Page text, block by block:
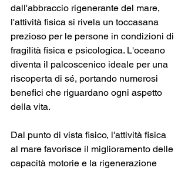
dall'abbraccio rigenerante del mare,
l'attività fisica si rivela un toccasana
prezioso per le persone in condizioni di
fragilità fisica e psicologica. L'oceano
diventa il palcoscenico ideale per una
riscoperta di sé, portando numerosi
benefici che riguardano ogni aspetto
della vita.
Dal punto di vista fisico, l'attività fisica
al mare favorisce il miglioramento delle
capacità motorie e la rigenerazione